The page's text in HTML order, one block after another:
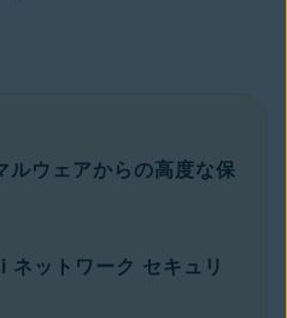
ルウェアからの高度な保
ネットワーク セキュリ